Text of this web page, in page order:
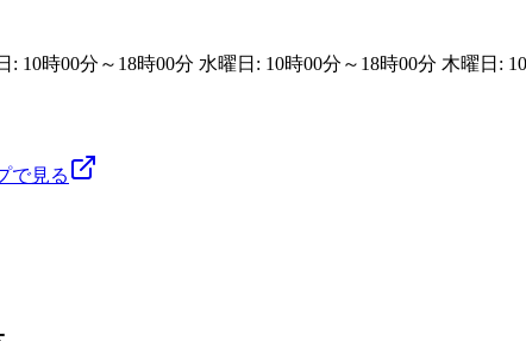
: 10時00分～18時00分 水曜日: 10時00分～18時00分 木曜日:
で見る